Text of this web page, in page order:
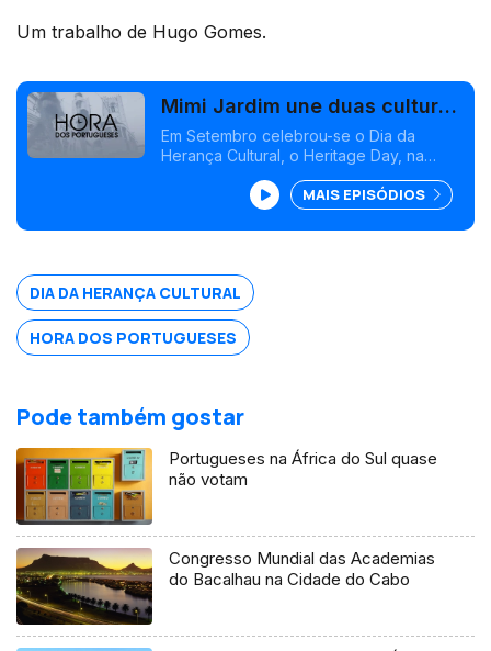
Um trabalho de Hugo Gomes.
Mimi Jardim une duas culturas
na África do Sul
Em Setembro celebrou-se o Dia da
Herança Cultural, o Heritage Day, na
saudade transformou-se em honra e
sentimento de pertença de algo que é
maior do que os indivíduos. Por este
aula de culinária para dezenas de
senhoras. A humildade como partilha, o
conhecimento faz-se para ser muito
simples cozinhar.
MAIS EPISÓDIOS
DIA DA HERANÇA CULTURAL
HORA DOS PORTUGUESES
Pode também gostar
Portugueses na África do Sul quase
não votam
Congresso Mundial das Academias
do Bacalhau na Cidade do Cabo